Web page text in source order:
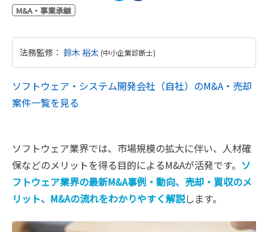
M&A・事業承継
法務監修 ： 鈴木 裕太(中小企業診断士)
ソフトウェア・システム開発会社（自社） のM&A・売却
案件一覧を見る
ソフトウェア業界では、市場規模の拡大に伴い、人材確
保などのメリットを得る目的によるM&Aが活発です。 ソ
フトウェア業界の最新M&A事例・動向、売却・買収のメ
リット、M&Aの流れをわかりやすく解説します。